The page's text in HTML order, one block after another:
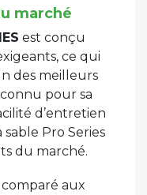
marché
est conçu
ce qui
des meilleurs
pour sa
d’entretien
Pro Series
du marché.
aux